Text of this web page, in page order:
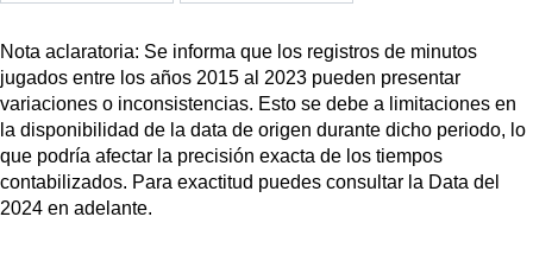
Nota aclaratoria: Se informa que los registros de minutos
jugados entre los años 2015 al 2023 pueden presentar
variaciones o inconsistencias. Esto se debe a limitaciones en
la disponibilidad de la data de origen durante dicho periodo, lo
que podría afectar la precisión exacta de los tiempos
contabilizados. Para exactitud puedes consultar la Data del
2024 en adelante.